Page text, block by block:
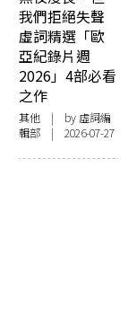
我們拒絕失聲
虛詞精選「歐
亞紀錄片週
2026」4部必看
之作
其他 | by 虛詞編
輯部 | 2026-07-27